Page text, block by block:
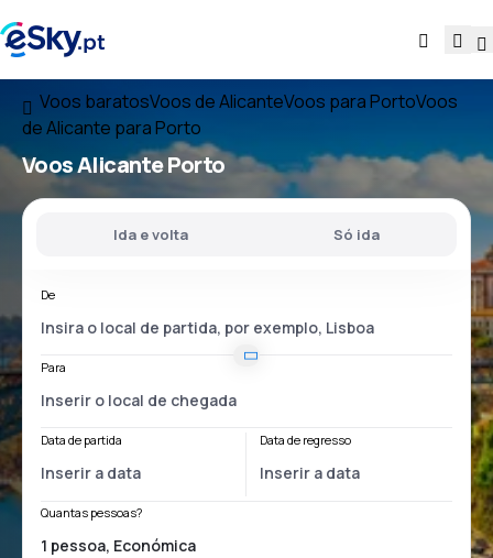
Voos baratosVoos de AlicanteVoos para PortoVoos
de Alicante para Porto
VoosAlicante Porto
Ida e volta Só ida
De
Para
Data de partida Data de regresso
Quantas pessoas?